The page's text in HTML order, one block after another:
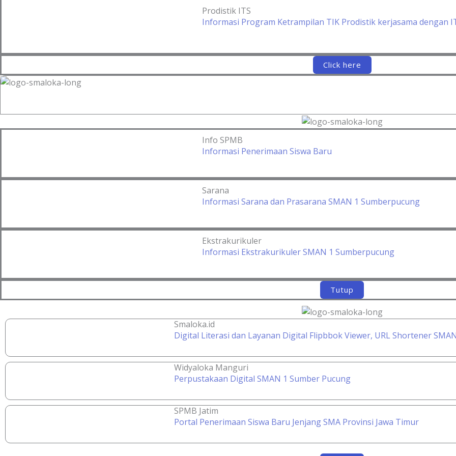
Prodistik ITS
Informasi Program Ketrampilan TIK Prodistik kerjasama dengan
Click here
Info SPMB
Informasi Penerimaan Siswa Baru
Sarana
Informasi Sarana dan Prasarana SMAN 1 Sumberpucung
Ekstrakurikuler
Informasi Ekstrakurikuler SMAN 1 Sumberpucung
Tutup
Smaloka.id
Digital Literasi dan Layanan Digital Flipbbok Viewer, URL Shortener
Widyaloka Manguri
Perpustakaan Digital SMAN 1 Sumber Pucung
SPMB Jatim
Portal Penerimaan Siswa Baru Jenjang SMA Provinsi Jawa Timur